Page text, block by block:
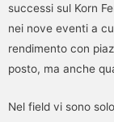
successi sul Korn
nei nove eventi a
rendimento con
posto, ma anche
Nel field vi sono